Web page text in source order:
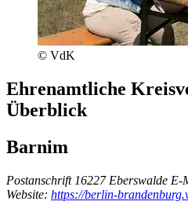
© VdK
Ehrenamtliche
Überblick
Barnim
Postanschrift 16227 Eberswalde E-
Website: https://berlin-